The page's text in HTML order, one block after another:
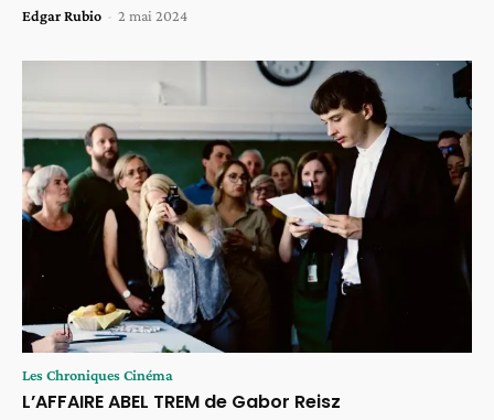
Edgar Rubio - 2 mai 2024
Les Chroniques Cinéma
L’AFFAIRE ABEL TREM de Gabor Reisz